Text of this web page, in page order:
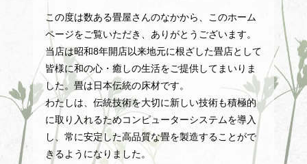
この度は数ある畳屋さんのなかから、このホーム
ページをご覧いただき、ありがとうございます。
当店は昭和8年開店以来地元に根ざした畳店として
皆様に和の心・癒しの生活をご提供してまいりま
した。畳は日本伝統の床材です。
わたしは、伝統技術を大切に新しい技術も積極的
に取り入れるためコンピューターシステムを導入
し、常に安定した高品質な畳を製造することがで
きるようになりました。